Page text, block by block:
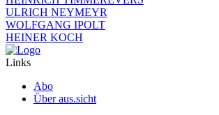
ULRICH NEYMEYR
WOLFGANG IPOLT
HEINER KOCH
Links
Abo
Über aus.sicht